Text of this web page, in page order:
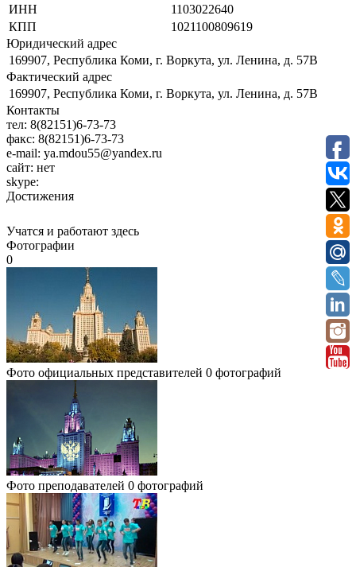
ИНН
1103022640
КПП
1021100809619
Юридический адрес
169907, Республика Коми, г. Воркута, ул. Ленина, д. 57В
Фактический адрес
169907, Республика Коми, г. Воркута, ул. Ленина, д. 57В
Контакты
тел: 8(82151)6-73-73
факс: 8(82151)6-73-73
e-mail: уа.mdou55@yandex.ru
сайт: нет
skype:
Достижения
Учатся и работают здесь
Фотографии
0
Фото официальных представителей 0 фотографий
Фото преподавателей 0 фотографий